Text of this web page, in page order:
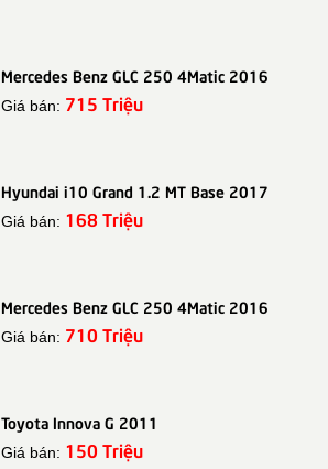
Mercedes Benz GLC 250 4Matic 2016
Giá bán: 715 Triệu
Hyundai i10 Grand 1.2 MT Base 2017
Giá bán: 168 Triệu
Mercedes Benz GLC 250 4Matic 2016
Giá bán: 710 Triệu
Toyota Innova G 2011
Giá bán: 150 Triệu